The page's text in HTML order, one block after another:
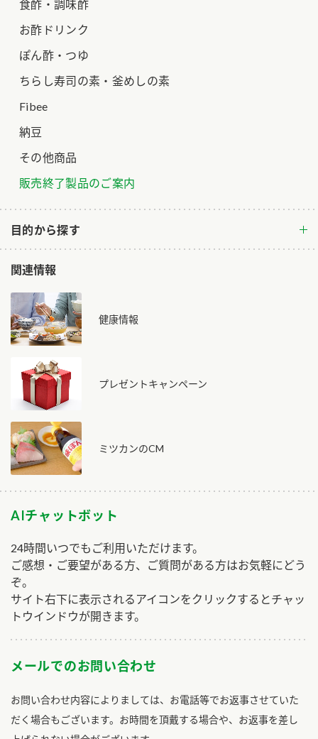
食酢・調味酢
お酢ドリンク
ぽん酢・つゆ
ちらし寿司の素・釜めしの素
Fibee
納豆
その他商品
販売終了製品のご案内
目的から探す
関連情報
健康情報
プレゼントキャンペーン
ミツカンのCM
AIチャットボット
24時間いつでもご利用いただけます。
ご感想・ご要望がある方、ご質問がある方はお気軽にどう
ぞ。
サイト右下に表示されるアイコンをクリックするとチャッ
トウインドウが開きます。
メールでのお問い合わせ
お問い合わせ内容によりましては、お電話等でお返事させていた
だく場合もございます。お時間を頂戴する場合や、お返事を差し